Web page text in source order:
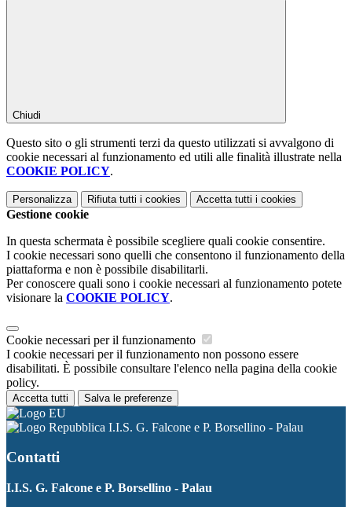
Chiudi
Questo sito o gli strumenti terzi da questo utilizzati si avvalgono di
cookie necessari al funzionamento ed utili alle finalità illustrate nella
COOKIE POLICY.
Personalizza Rifiuta tutti i cookies Accetta tutti i cookies
Gestione cookie
In questa schermata è possibile scegliere quali cookie consentire.
I cookie necessari sono quelli che consentono il funzionamento della
piattaforma e non è possibile disabilitarli.
Per conoscere quali sono i cookie necessari al funzionamento potete
visionare la COOKIE POLICY.
Cookie necessari per il funzionamento
I cookie necessari per il funzionamento non possono essere
disabilitati. È possibile consultare l'elenco nella pagina della cookie
policy.
Accetta tutti Salva le preferenze
I.I.S. G. Falcone e P. Borsellino - Palau
Contatti
I.I.S. G. Falcone e P. Borsellino - Palau